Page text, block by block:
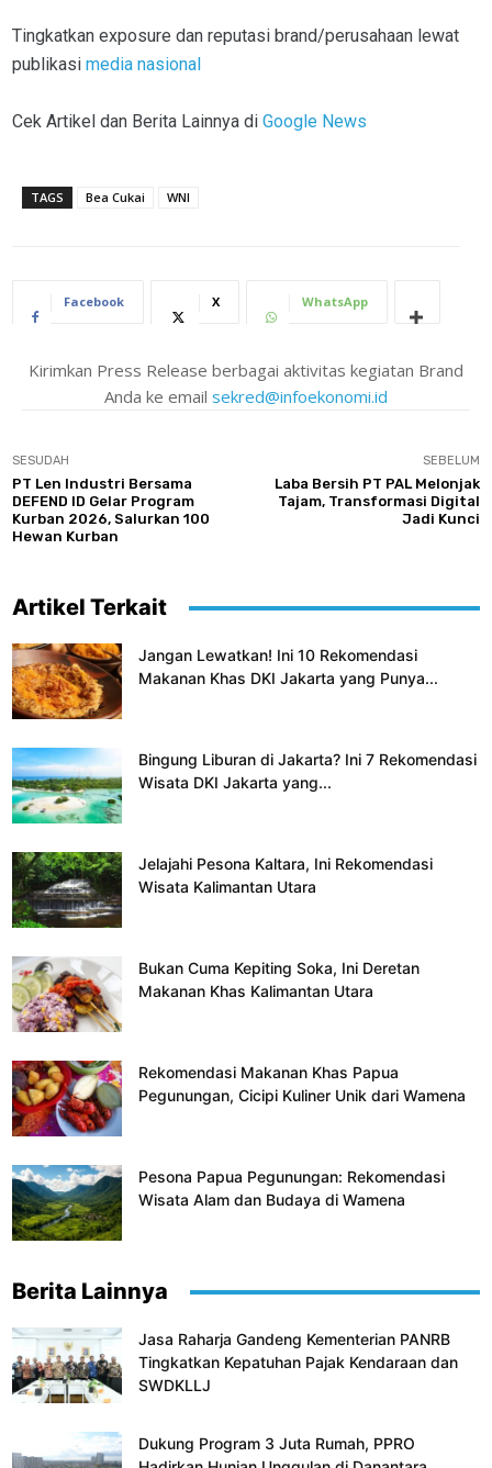
Tingkatkan exposure dan reputasi brand/perusahaan lewat
publikasi media nasional
Cek Artikel dan Berita Lainnya di Google News
TAGS Bea Cukai WNI
Facebook X WhatsApp
Kirimkan Press Release berbagai aktivitas kegiatan Brand
Anda ke email sekred@infoekonomi.id
SESUDAH
PT Len Industri Bersama
DEFEND ID Gelar Program
Kurban 2026, Salurkan 100
Hewan Kurban
SEBELUM
Laba Bersih PT PAL Melonjak
Tajam, Transformasi Digital
Jadi Kunci
Artikel Terkait
Jangan Lewatkan! Ini 10 Rekomendasi
Makanan Khas DKI Jakarta yang Punya...
Bingung Liburan di Jakarta? Ini 7 Rekomendasi
Wisata DKI Jakarta yang...
Jelajahi Pesona Kaltara, Ini Rekomendasi
Wisata Kalimantan Utara
Bukan Cuma Kepiting Soka, Ini Deretan
Makanan Khas Kalimantan Utara
Rekomendasi Makanan Khas Papua
Pegunungan, Cicipi Kuliner Unik dari Wamena
Pesona Papua Pegunungan: Rekomendasi
Wisata Alam dan Budaya di Wamena
Berita Lainnya
Jasa Raharja Gandeng Kementerian PANRB
Tingkatkan Kepatuhan Pajak Kendaraan dan
SWDKLLJ
Dukung Program 3 Juta Rumah, PPRO